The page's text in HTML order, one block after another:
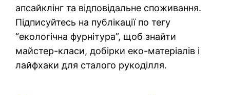
апсайклінг та відповідальне споживання.
Підписуйтесь на публікації по тегу
“екологічна фурнітура”, щоб знайти
майстер-класи, добірки еко-матеріалів і
лайфхаки для сталого рукоділля.